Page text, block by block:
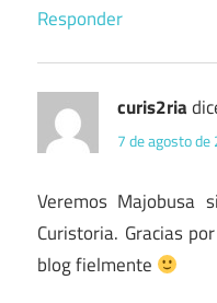
Responder
curis2ria
7 de agosto
Veremos Majobusa
Curistoria. Gracias
blog fielmente